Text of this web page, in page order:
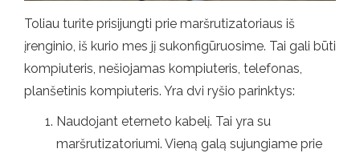
Toliau turite prisijungti prie maršrutizatoriaus iš
įrenginio, iš kurio mes jį sukonfigūruosime. Tai gali būti
kompiuteris, nešiojamas kompiuteris, telefonas,
planšetinis kompiuteris. Yra dvi ryšio parinktys:
Naudojant eterneto kabelį. Tai yra su
maršrutizatoriumi. Vieną galą sujungiame prie